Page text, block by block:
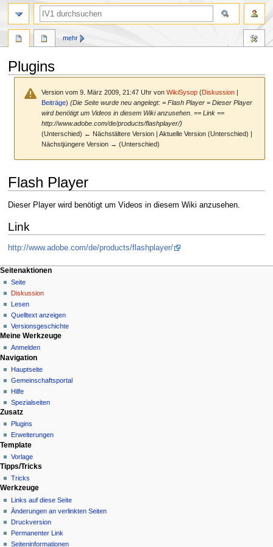
Plugins
Version vom 9. März 2009, 21:47 Uhr vonWikiSysop (Diskussion |
Beiträge) (Die Seite wurde neu angelegt: = Flash Player = Dieser Player
wird benötigt um Videos in diesem Wiki anzusehen. == Link ==
http://www.adobe.com/de/products/flashplayer/)
(Unterschied) ← Nächstältere Version | Aktuelle Version (Unterschied) |
Nächstjüngere Version → (Unterschied)
Navigation
Suche
Flash Player
Dieser Player wird benötigt um Videos in diesem Wiki anzusehen.
Link
http://www.adobe.com/de/products/flashplayer/
N
a
v
g
a
t
o
n
s
m
e
n
ü
Seitenaktionen
Seite
Diskussion
Lesen
Quelltext anzeigen
Versionsgeschichte
mehr
Meine Werkzeuge
Anmelden
Navigation
Hauptseite
Gemeinschafts­portal
Hilfe
Spezialseiten
Suche
Zusatz
Plugins
Erweiterungen
Template
Vorlage
Tipps/Tricks
Tricks
Werkzeuge
Links auf diese Seite
Änderungen an verlinkten Seiten
Druckversion
Permanenter Link
Seiten­­informationen